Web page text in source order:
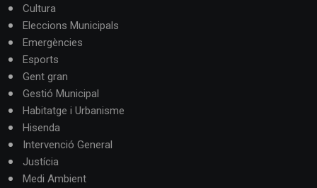
Cultura
Eleccions Municipals
Emergències
Esports
Gent gran
Gestió Municipal
Habitatge i Urbanisme
Hisenda
Intervenció General
Justícia
Medi Ambient